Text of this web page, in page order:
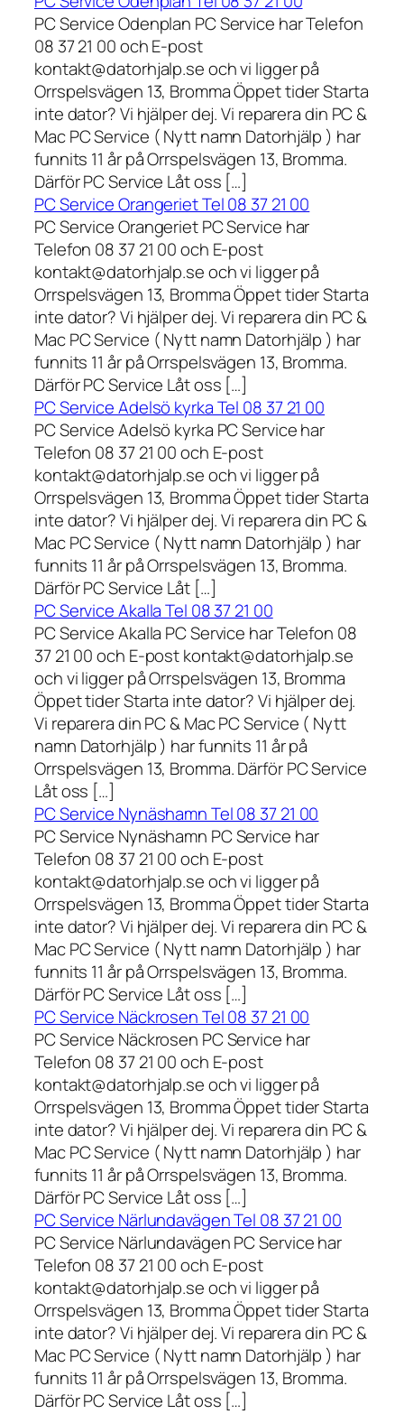
PC Service Odenplan PC Service har Telefon
08 37 21 00 och E-post
kontakt@datorhjalp.se och vi ligger på
Orrspelsvägen 13, Bromma Öppet tider Starta
inte dator? Vi hjälper dej. Vi reparera din PC &
Mac PC Service ( Nytt namn Datorhjälp ) har
funnits 11 år på Orrspelsvägen 13, Bromma.
Därför PC Service Låt oss […]
PC Service Orangeriet Tel 08 37 21 00
PC Service Orangeriet PC Service har
Telefon 08 37 21 00 och E-post
kontakt@datorhjalp.se och vi ligger på
Orrspelsvägen 13, Bromma Öppet tider Starta
inte dator? Vi hjälper dej. Vi reparera din PC &
Mac PC Service ( Nytt namn Datorhjälp ) har
funnits 11 år på Orrspelsvägen 13, Bromma.
Därför PC Service Låt oss […]
PC Service Adelsö kyrka Tel 08 37 21 00
PC Service Adelsö kyrka PC Service har
Telefon 08 37 21 00 och E-post
kontakt@datorhjalp.se och vi ligger på
Orrspelsvägen 13, Bromma Öppet tider Starta
inte dator? Vi hjälper dej. Vi reparera din PC &
Mac PC Service ( Nytt namn Datorhjälp ) har
funnits 11 år på Orrspelsvägen 13, Bromma.
Därför PC Service Låt […]
PC Service Akalla Tel 08 37 21 00
PC Service Akalla PC Service har Telefon 08
37 21 00 och E-post kontakt@datorhjalp.se
och vi ligger på Orrspelsvägen 13, Bromma
Öppet tider Starta inte dator? Vi hjälper dej.
Vi reparera din PC & Mac PC Service ( Nytt
namn Datorhjälp ) har funnits 11 år på
Orrspelsvägen 13, Bromma. Därför PC Service
Låt oss […]
PC Service Nynäshamn Tel 08 37 21 00
PC Service Nynäshamn PC Service har
Telefon 08 37 21 00 och E-post
kontakt@datorhjalp.se och vi ligger på
Orrspelsvägen 13, Bromma Öppet tider Starta
inte dator? Vi hjälper dej. Vi reparera din PC &
Mac PC Service ( Nytt namn Datorhjälp ) har
funnits 11 år på Orrspelsvägen 13, Bromma.
Därför PC Service Låt oss […]
PC Service Näckrosen Tel 08 37 21 00
PC Service Näckrosen PC Service har
Telefon 08 37 21 00 och E-post
kontakt@datorhjalp.se och vi ligger på
Orrspelsvägen 13, Bromma Öppet tider Starta
inte dator? Vi hjälper dej. Vi reparera din PC &
Mac PC Service ( Nytt namn Datorhjälp ) har
funnits 11 år på Orrspelsvägen 13, Bromma.
Därför PC Service Låt oss […]
PC Service Närlundavägen Tel 08 37 21 00
PC Service Närlundavägen PC Service har
Telefon 08 37 21 00 och E-post
kontakt@datorhjalp.se och vi ligger på
Orrspelsvägen 13, Bromma Öppet tider Starta
inte dator? Vi hjälper dej. Vi reparera din PC &
Mac PC Service ( Nytt namn Datorhjälp ) har
funnits 11 år på Orrspelsvägen 13, Bromma.
Därför PC Service Låt oss […]